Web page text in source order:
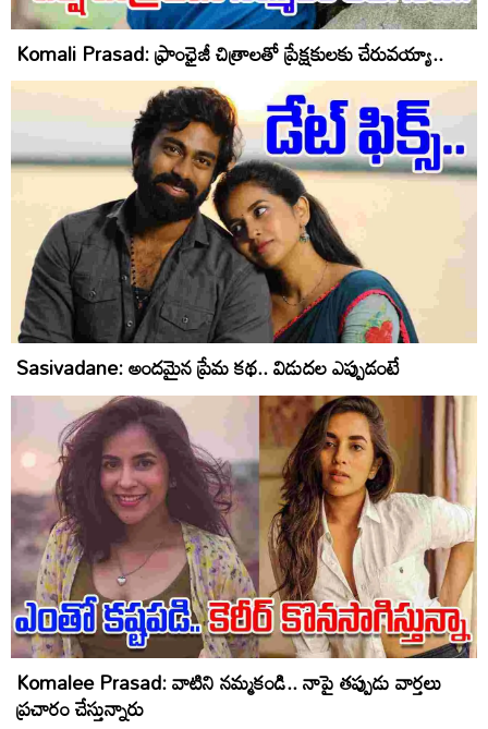
Komali Prasad: ఫ్రాంఛైజీ చిత్రాలతో ప్రేక్షకులకు చేరువయ్యా..
Sasivadane: అందమైన ప్రేమ కథ.. విడుదల ఎప్పుడంటే
Komalee Prasad: వాటిని న‌మ్మ‌కండి.. నాపై తప్పుడు వార్తలు
ప్ర‌చారం చేస్తున్నారు